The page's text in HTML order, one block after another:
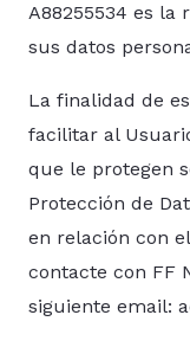
A88255534 es la
sus datos
La finalidad de
facilitar al
que le protegen
Protección de
en relación con
contacte con FF
siguiente email: